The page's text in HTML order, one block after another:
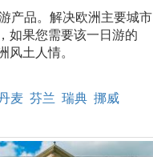
产品。解决欧洲主要城市
如果您需要该一日游的
土人情。
麦 芬兰 瑞典 挪威